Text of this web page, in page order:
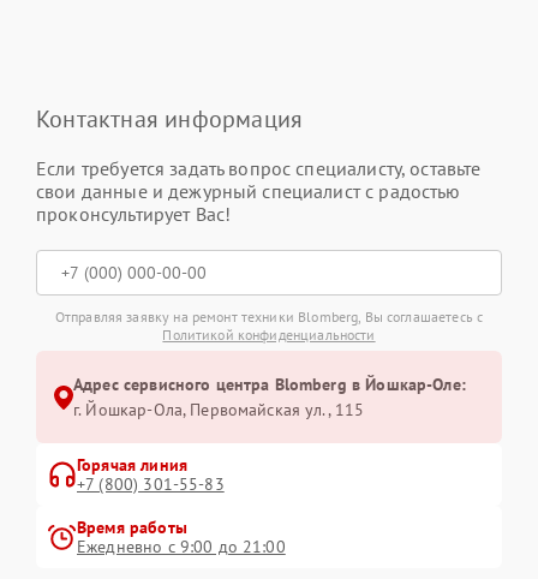
Контактная информация
Если требуется задать вопрос специалисту, оставьте
свои данные и дежурный специалист с радостью
проконсультирует Вас!
Отправляя заявку на ремонт техники Blomberg, Вы соглашаетесь с
Политикой конфиденциальности
Адрес сервисного центра Blomberg в Йошкар-Оле:
г. Йошкар-Ола, Первомайская ул., 115
Горячая линия
+7 (800) 301-55-83
Время работы
Ежедневно с 9:00 до 21:00